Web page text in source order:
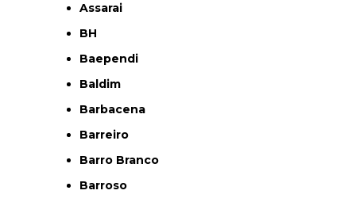
Assarai
BH
Baependi
Baldim
Barbacena
Barreiro
Barro Branco
Barroso